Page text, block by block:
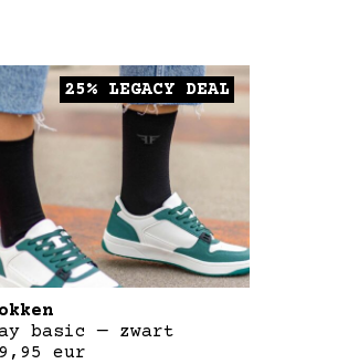
25% LEGACY DEAL
basic — zwart
9,95 eur